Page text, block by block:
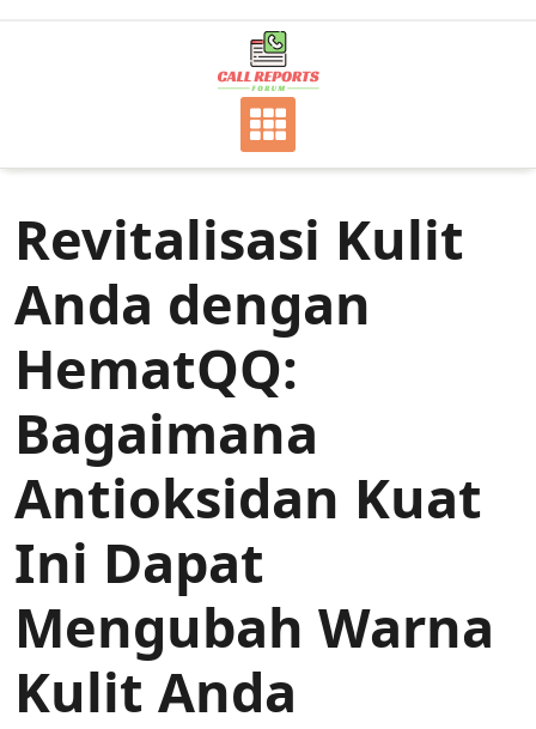
Revitalisasi Kulit
Anda dengan
HematQQ:
Bagaimana
Antioksidan Kuat
Ini Dapat
Mengubah Warna
Kulit Anda